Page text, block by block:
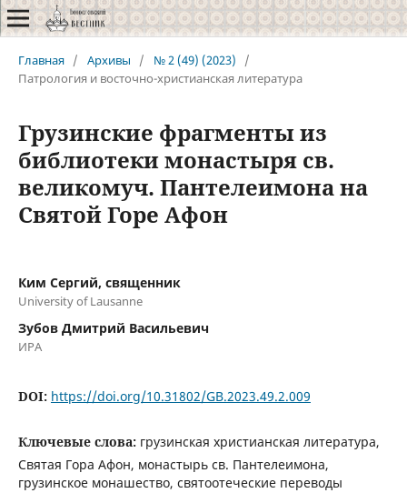
Главная / Архивы / № 2 (49) (2023)
/
Патрология и восточно-христианская литература
Грузинские фрагменты из
библиотеки монастыря св.
великомуч. Пантелеимона на
Святой Горе Афон
Ким Сергий, священник
University of Lausanne
Зубов Дмитрий Васильевич
ИРА
DOI: https://doi.org/10.31802/GB.2023.49.2.009
Ключевые слова: грузинская христианская литература,
Святая Гора Афон, монастырь св. Пантелеимона,
грузинское монашество, святоотеческие переводы